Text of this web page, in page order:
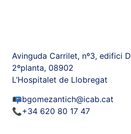
Avinguda Carrilet, nº3, edifici D
2ºplanta, 08902
L’Hospitalet de Llobregat
📭bgomezantich@icab.cat
📞+34 620 80 17 47